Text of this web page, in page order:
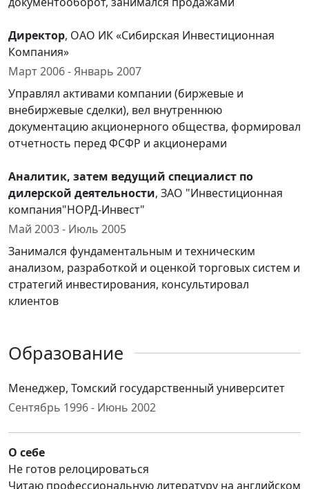
Директор, ОАО ИК «Сибирская Инвестиционная
Компания»
Март 2006 - Январь 2007
Управлял активами компании (биржевые и
внебиржевые сделки), вел внутреннюю
документацию акционерного общества, формировал
отчетность перед ФСФР и акционерами
Аналитик, затем ведущий специалист по
дилерской деятельности, ЗАО "Инвестиционная
компания"НОРД-Инвест"
Май 2003 - Июль 2005
Занимался фундаментальным и техническим
анализом, разработкой и оценкой торговых систем и
стратегий инвестирования, консультировал
клиентов
Образование
Менеджер, Томский государственный университет
Сентябрь 1996 - Июнь 2002
О себе
Не готов релоцироваться
Читаю профессиональную литературу на английском